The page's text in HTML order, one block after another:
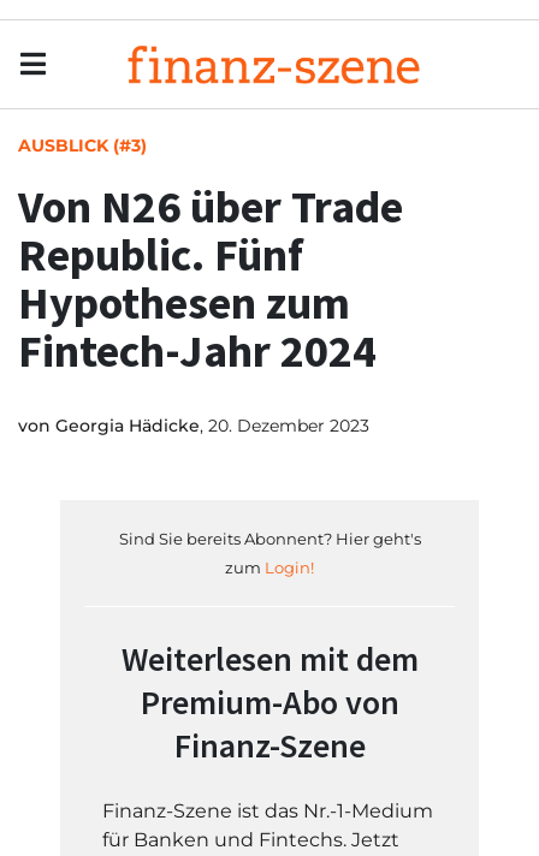
AUSBLICK (#3)
Von N26 über Trade
Republic. Fünf
Hypothesen zum
Fintech-Jahr 2024
von Georgia Hädicke, 20. Dezember 2023
Sind Sie bereits Abonnent? Hier geht's
zum Login!
Weiterlesen mit dem
Premium-Abo von
Finanz-Szene
Finanz-Szene ist das Nr.-1-Medium
für Banken und Fintechs. Jetzt